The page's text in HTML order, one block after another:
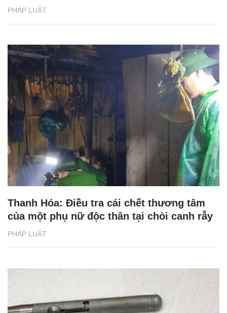
PHÁP LUẬT
PHÁP LUẬT
Thanh Hóa: Điều tra cái chết thương tâm
của một phụ nữ độc thân tại chòi canh rẫy